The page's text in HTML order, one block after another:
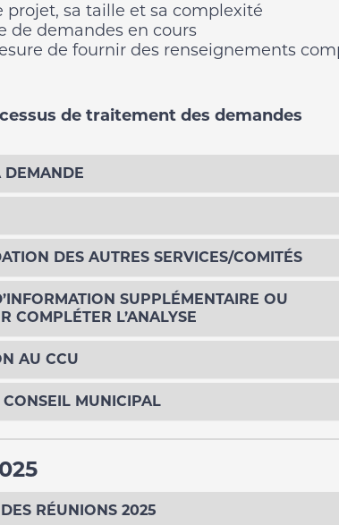
projet, sa taille et sa complexité
de demandes en cours
de fournir des renseignements
de traitement des demandes
DEMANDE
DES AUTRES SERVICES/COMITÉS
SUPPLÉMENTAIRE OU
COMPLÉTER L’ANALYSE
AU CCU
MUNICIPAL
RÉUNIONS 2025